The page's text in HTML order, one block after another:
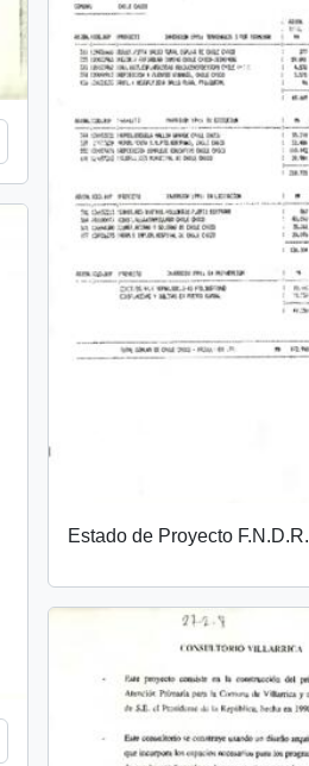
Add to clipboard
Estado de Proyecto F.N.D.R.
Add to clipboard